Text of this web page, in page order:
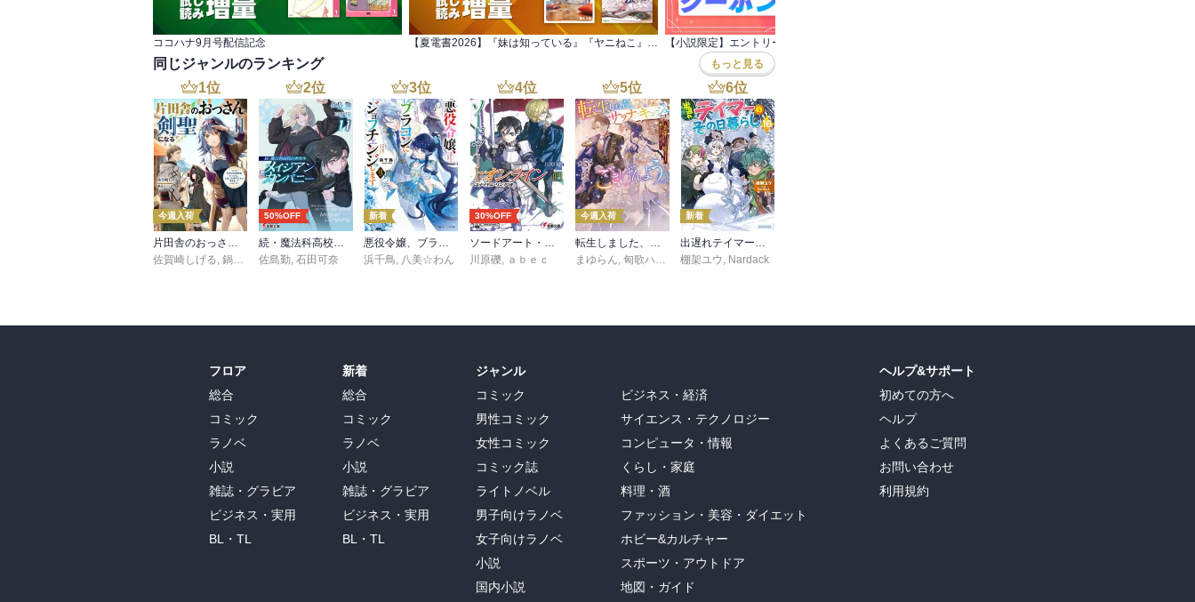
ココハナ9月号配信記念
同じジャンルのランキング もっと見る
1位
今週入荷
片田舎のおっさん、剣聖になる 11 ～ただの田舎の剣術師範だったのに、大成した弟子たちが俺を放ってくれない件～
佐賀崎しげる, 鍋島テツヒロ
2位
50%OFF
続・魔法科高校の劣等生 メイジアン・カンパニー(11)
佐島勤, 石田可奈
3位
新着
悪役令嬢、ブラコンにジョブチェンジします９【電子特典付き】
浜千鳥, 八美☆わん
4位
30%OFF
ソードアート・オンライン29 ユナイタル・リングVIII
川原礫, ａｂｅｃ
5位
今週入荷
転生しました、サラナ・キンジェです。ごきげんよう。５ ～婚約破棄されたので田舎で気ままに暮らしたいと思います～【電子書店共通特典SS付】
まゆらん, 匈歌ハトリ
6位
新着
出遅れテイマーのその日暮らし 16
棚架ユウ, Nardack
フロア
総合
コミック
ラノベ
小説
雑誌・グラビア
ビジネス・実用
BL・TL
新着
総合
コミック
ラノベ
小説
雑誌・グラビア
ビジネス・実用
BL・TL
ジャンル
コミック
男性コミック
女性コミック
コミック誌
ライトノベル
男子向けラノベ
女子向けラノベ
小説
国内小説
ビジネス・経済
サイエンス・テクノロジー
コンピュータ・情報
くらし・家庭
料理・酒
ファッション・美容・ダイエット
ホビー&カルチャー
スポーツ・アウトドア
地図・ガイド
ヘルプ&サポート
初めての方へ
ヘルプ
よくあるご質問
お問い合わせ
利用規約